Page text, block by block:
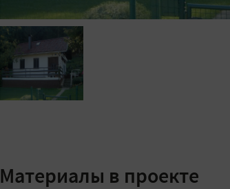
Материалы в проекте